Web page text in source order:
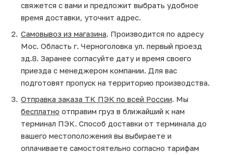
свяжется с вами и предложит выбрать удобное
время доставки, уточнит адрес.
Самовывоз из магазина. Производится по адресу
Мос. Область г. Черноголовка ул. первый проезд
зд.8. Заранее согласуйте дату и время своего
приезда с менеджером компании. Для вас
подготовят пропуск на территорию производства.
Отправка заказа ТК ПЭК по всей России. Мы
бесплатно отправим груз в ближайший к нам
терминал ПЭК. Способ доставки от терминала до
вашего местоположения вы выбираете и
оплачиваете самостоятельно согласно тарифам